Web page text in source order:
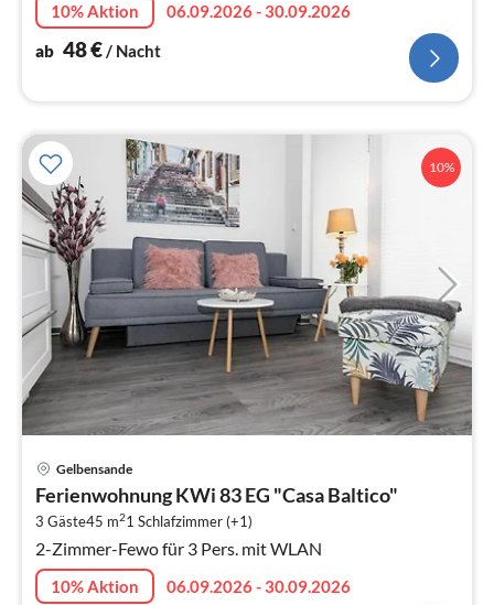
10% Aktion
06.09.2026 - 30.09.2026
ab 48€/ Nacht
10%
Gelbensande
Ferienwohnung KWi 83 EG "Casa Baltico"
3 Gäste45 m21 Schlafzimmer (+1)
2-Zimmer-Fewo für 3 Pers. mit WLAN
10% Aktion
06.09.2026 - 30.09.2026